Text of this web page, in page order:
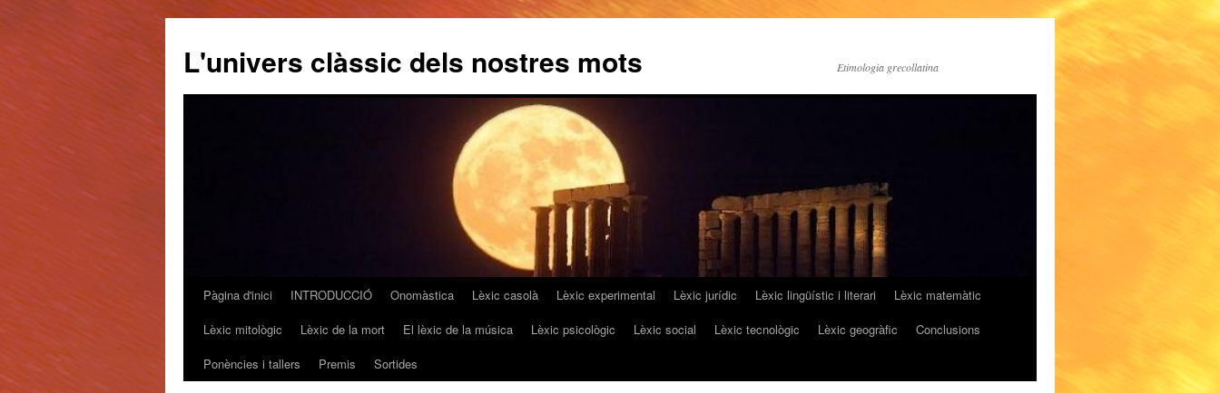
L'univers clàssic dels nostres mots Etimologia grecollatina
Vés
contingut
Pàgina d'inici INTRODUCCIÓ Onomàstica Lèxic casolà Lèxic experimental Lèxic jurídic Lèxic lingüístic i literari
Lèxic matemàtic
Lèxic mitològic
Lèxic de la mort El lèxic de la música Lèxic psicològic Lèxic social Lèxic tecnològic Lèxic geogràfic
Conclusions
Ponències i tallers
Premis Sortides